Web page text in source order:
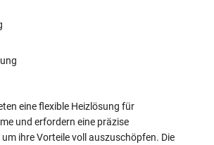
eine flexible Heizlösung für
und erfordern eine präzise
ihre Vorteile voll auszuschöpfen. Die